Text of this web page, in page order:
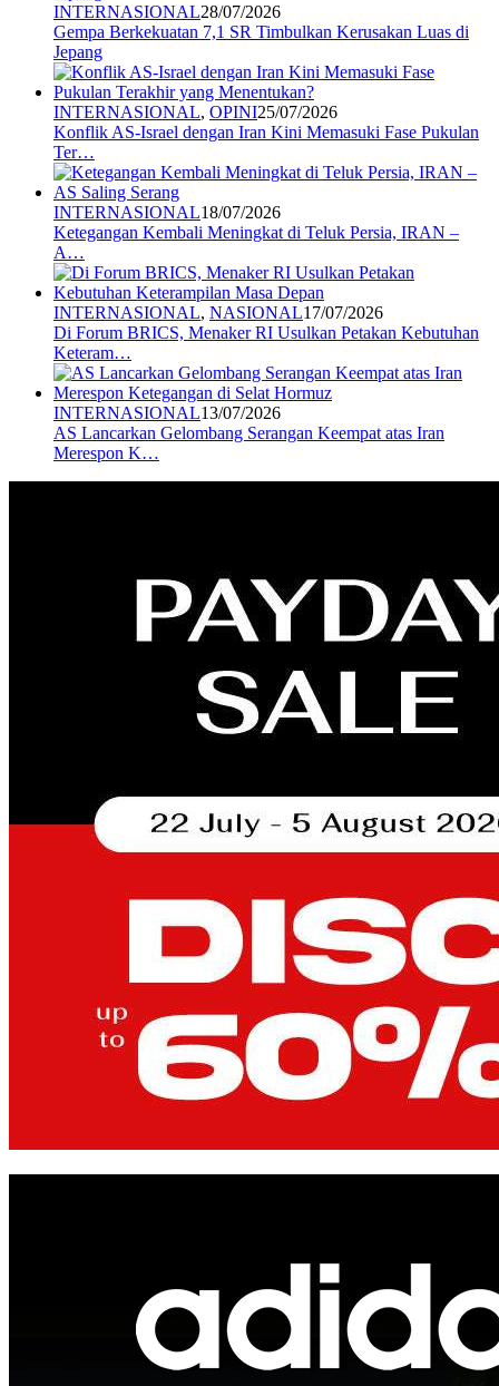
INTERNASIONAL28/07/2026
Gempa Berkekuatan 7,1 SR Timbulkan Kerusakan Luas di
Jepang
INTERNASIONAL, OPINI25/07/2026
Konflik AS-Israel dengan Iran Kini Memasuki Fase Pukulan
Ter…
INTERNASIONAL18/07/2026
Ketegangan Kembali Meningkat di Teluk Persia, IRAN –
A…
INTERNASIONAL, NASIONAL17/07/2026
Di Forum BRICS, Menaker RI Usulkan Petakan Kebutuhan
Keteram…
INTERNASIONAL13/07/2026
AS Lancarkan Gelombang Serangan Keempat atas Iran
Merespon K…